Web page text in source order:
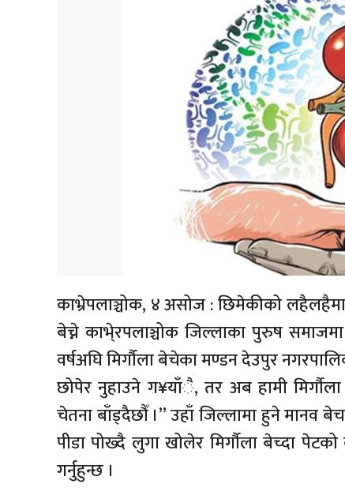
काभ्रेपलाञ्चोक, ४ असोज : छिमेकीको
बेच्ने काभे्रपलाञ्चोक जिल्लाका पुरुष
वर्षअघि मिर्गौला बेचेका मण्डन देउपुर
छोपेर नुहाउने ग¥याँै, तर अब हामी
चेतना बाँड्दैछौँ ।” उहाँ जिल्लामा हुने मानव
पीडा पोख्दै लुगा खोलेर मिर्गौला बेच्दा
गर्नुहुन्छ ।